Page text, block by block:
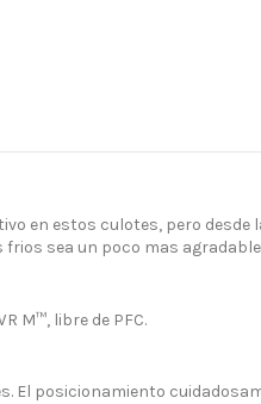
en estos culotes, pero desde
sea un poco mas
M™, libre de PFC.
El posicionamiento